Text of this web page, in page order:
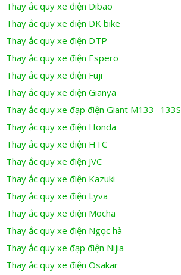
Thay ắc quy xe điện Dibao
Thay ắc quy xe điện DK bike
Thay ắc quy xe điện DTP
Thay ắc quy xe điện Espero
Thay ắc quy xe điện Fuji
Thay ắc quy xe điện Gianya
Thay ắc quy xe đạp điện Giant M133- 133S
Thay ắc quy xe điện Honda
Thay ắc quy xe điện HTC
Thay ắc quy xe điện JVC
Thay ắc quy xe điện Kazuki
Thay ắc quy xe điện Lyva
Thay ắc quy xe điện Mocha
Thay ắc quy xe điện Ngọc hà
Thay ắc quy xe đạp điện Nijia
Thay ắc quy xe điện Osakar